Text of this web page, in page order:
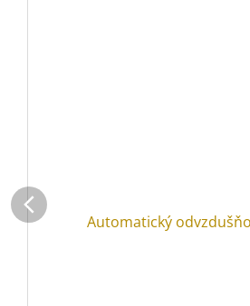
Automatický